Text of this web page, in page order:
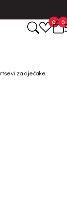
0 0
za dječake